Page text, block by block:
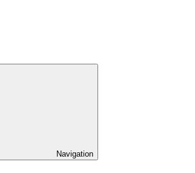
Navigation